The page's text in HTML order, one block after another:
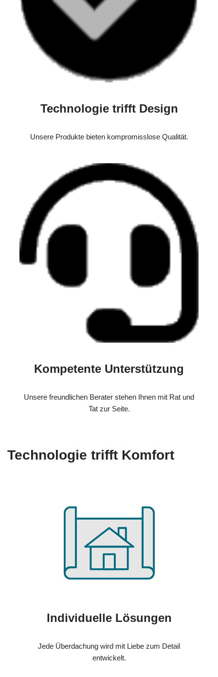
Technologie trifft Design
Unsere Produkte bieten kompromisslose Qualität.
Kompetente Unterstützung
Unsere freundlichen Berater stehen Ihnen mit Rat und
Tat zur Seite.
Technologie trifft Komfort
Individuelle Lösungen
Jede Überdachung wird mit Liebe zum Detail
entwickelt.